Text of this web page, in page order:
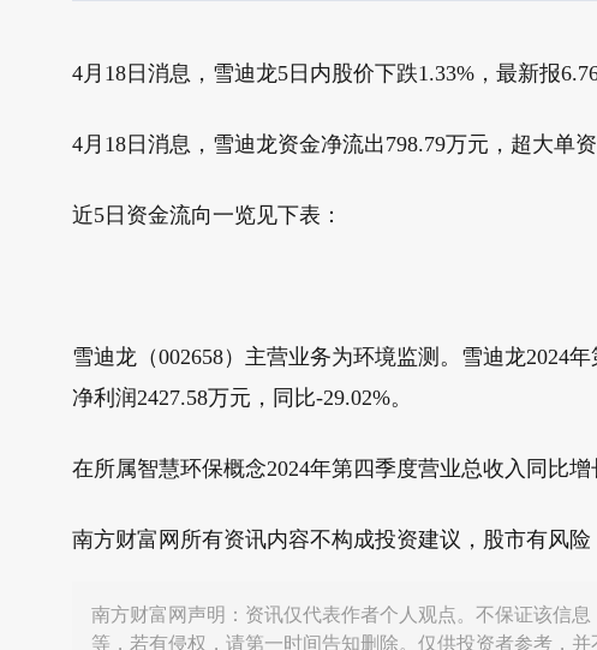
4月18日消息，雪迪龙5日内股价下跌1.33%，最新报
4月18日消息，雪迪龙资金净流出798.79万元，超大单
近5日资金流向一览见下表：
雪迪龙（002658）主营业务为环境监测。雪迪龙2024
净利润2427.58万元，同比-29.02%。
在所属智慧环保概念2024年第四季度营业总收入同比
南方财富网所有资讯内容不构成投资建议，股市有风险
南方财富网声明：资讯仅代表作者个人观点。不保证该信
等，若有侵权，请第一时间告知删除。仅供投资者参考，